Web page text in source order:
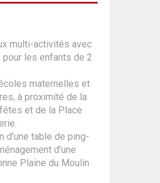
multi-activités avec
pour les enfants de 2
maternelles et
à proximité de la
et de la Place
d’une table de ping-
d’une
Plaine du Moulin